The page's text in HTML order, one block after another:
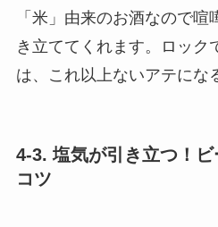
「米」由来のお酒なので喧
き立ててくれます。ロック
は、これ以上ないアテにな
4-3. 塩気が引き立つ！
コツ